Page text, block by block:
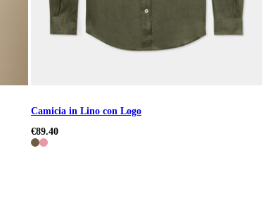
Camicia in Lino con Logo
€89.40